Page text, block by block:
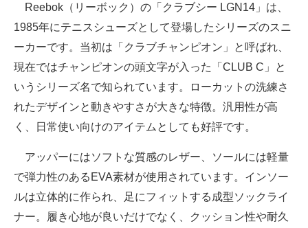
Reebok（リーボック）の「クラブシー LGN14」は、
1985年にテニスシューズとして登場したシリーズのスニ
ーカーです。当初は「クラブチャンピオン」と呼ばれ、
現在ではチャンピオンの頭文字が入った「CLUB C」と
いうシリーズ名で知られています。ローカットの洗練さ
れたデザインと動きやすさが大きな特徴。汎用性が高
く、日常使い向けのアイテムとしても好評です。
アッパーにはソフトな質感のレザー、ソールには軽量
で弾力性のあるEVA素材が使用されています。インソー
ルは立体的に作られ、足にフィットする成型ソックライ
ナー。履き心地が良いだけでなく、クッション性や耐久